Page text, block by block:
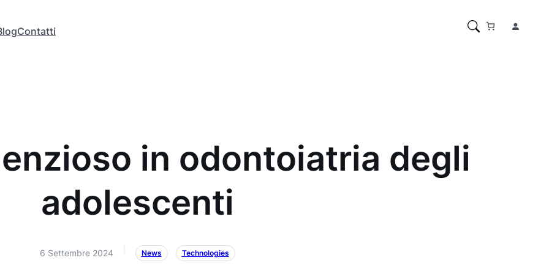
Contatti
in odontoiatria degli
adolescenti
6 Settembre 2024 News Technologies